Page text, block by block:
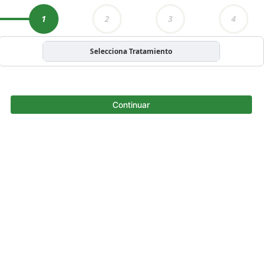
1 2 3 4
Selecciona Tratamiento
Continuar